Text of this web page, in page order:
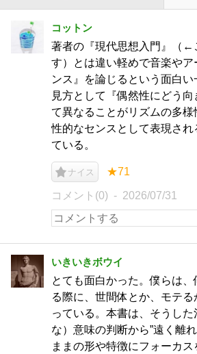
コットン
著者の『現代思想入門』（←
す）とは違い軽めで音楽や
ンス』を論じるという面白
見方として『偶然性にどう
て異なることがリズムの多様
性的なセンスとして表現さ
ている。
ナイス ★71
コメント(0) 2026/07/31
いきいきボウイ
とても面白かった。僕らは
る際に、世間体とか、モテる
っている。本書は、そうし
な）意味の判断から”遠く離
ままの形や特徴にフォーカ